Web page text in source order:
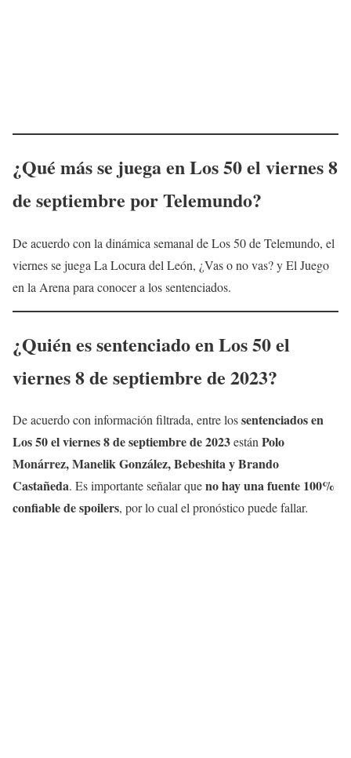
¿Qué más se juega en Los 50 el viernes 8
de septiembre por Telemundo?
De acuerdo con la dinámica semanal de Los 50 de Telemundo, el
viernes se juega La Locura del León, ¿Vas o no vas? y El Juego
en la Arena para conocer a los sentenciados.
¿Quién es sentenciado en Los 50 el
viernes 8 de septiembre de 2023?
De acuerdo con información filtrada, entre lossentenciadosen
Los 50 el viernes 8 de septiembre de 2023estánPolo
Monárrez, Manelik González, Bebeshita y Brando
Castañeda. Es importante señalar queno hay una fuente 100%
confiable de spoilers, por lo cual el pronóstico puede fallar.